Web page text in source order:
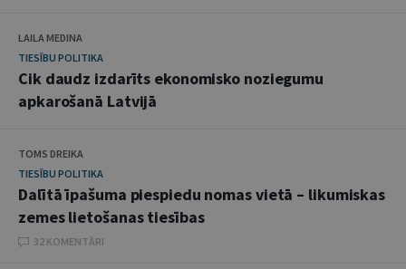
LAILA MEDINA
TIESĪBU POLITIKA
Cik daudz izdarīts ekonomisko noziegumu
apkarošanā Latvijā
TOMS DREIKA
TIESĪBU POLITIKA
Dalītā īpašuma piespiedu nomas vietā – likumiskas
zemes lietošanas tiesības
32 KOMENTĀRI